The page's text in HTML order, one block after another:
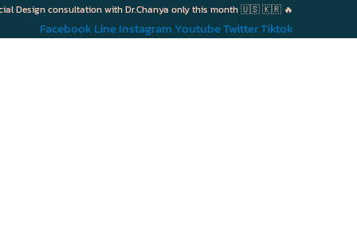
Design consultation with Dr.Chanya only this month 🇺🇸 🇰🇷 🔥
FacebookLineInstagram YoutubeTwitterTiktok